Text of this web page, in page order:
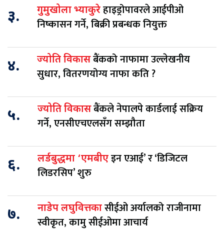
३. गुमुखोला भ्याकुरेहाइड्रोपावरले आईपीओ
निष्कासन गर्ने, बिक्री प्रबन्धक नियुक्त
४. ज्योति विकासबैंकको नाफामा उल्लेखनीय
सुधार, वितरणयोग्य नाफा कति ?
५. ज्योति विकासबैंकले नेपालपे कार्डलाई सक्रिय
गर्ने, एनसीएचएलसँग सम्झौता
६. लर्डबुद्धमा ‘एमबीएइन एआई’ र ‘डिजिटल
लिडरसिप’ शुरु
७. नाडेप लघुवित्तकासीईओ अर्यालको राजीनामा
स्वीकृत, कामु सीईओमा आचार्य